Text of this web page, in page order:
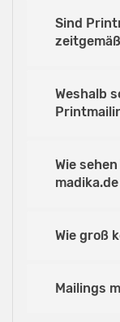
Sind
Weshalb
Wie
Wie groß
Mailings